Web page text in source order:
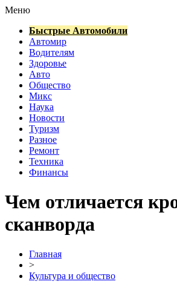
Меню
Быстрые Автомобили
Автомир
Водителям
Здоровье
Авто
Общество
Микс
Наука
Новости
Туризм
Разное
Ремонт
Техника
Финансы
Чем отличается
сканворда
Главная
>
Культура и общество